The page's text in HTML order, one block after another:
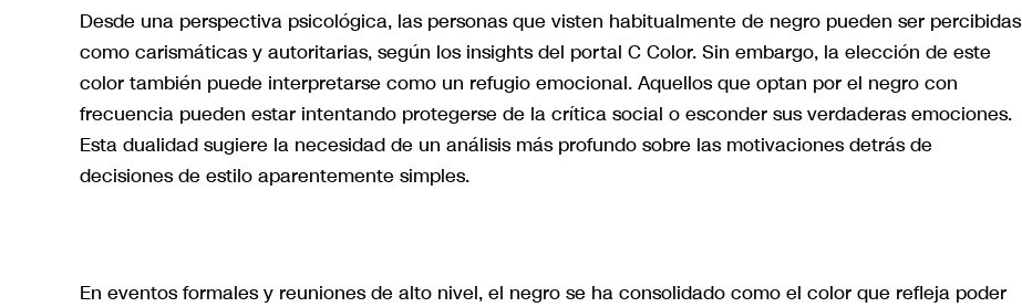
Desde una perspectiva psicológica, las personas que visten habitualmente de negro pueden ser percibidas
como carismáticas y autoritarias, según los insights del portal C Color. Sin embargo, la elección de este
color también puede interpretarse como un refugio emocional. Aquellos que optan por el negro con
frecuencia pueden estar intentando protegerse de la crítica social o esconder sus verdaderas emociones.
Esta dualidad sugiere la necesidad de un análisis más profundo sobre las motivaciones detrás de
decisiones de estilo aparentemente simples.
En eventos formales y reuniones de alto nivel, el negro se ha consolidado como el color que refleja poder